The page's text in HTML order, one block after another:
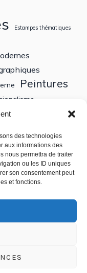
des technologies
aux informations des
nous permettra de traiter
ou les ID uniques
son consentement peut
et fonctions.
Estampes thématiques
Peintures
siècle